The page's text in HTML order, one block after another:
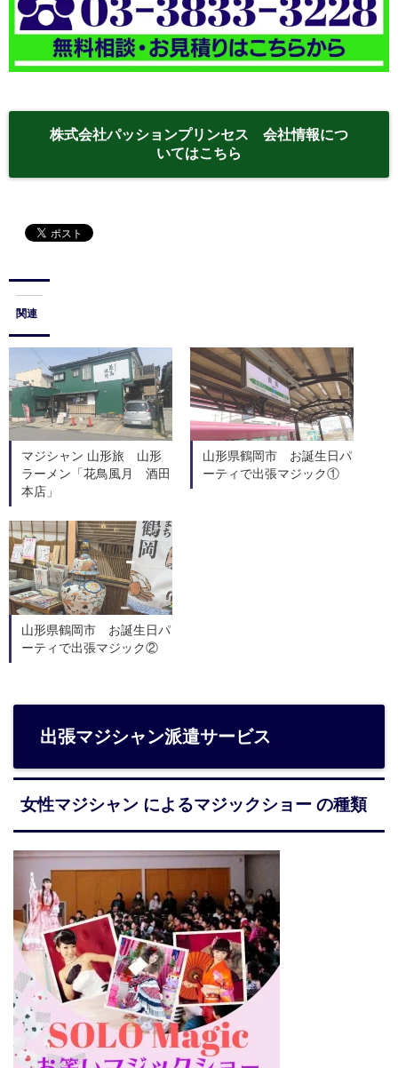
株式会社パッションプリンセス 会社情報につ
いてはこちら
関連
マジシャン 山形旅 山形
ラーメン「花鳥風月 酒田
本店」
山形県鶴岡市 お誕生日パ
ーティで出張マジック①
山形県鶴岡市 お誕生日パ
ーティで出張マジック②
出張マジシャン派遣サービス
女性マジシャン によるマジックショー の種類